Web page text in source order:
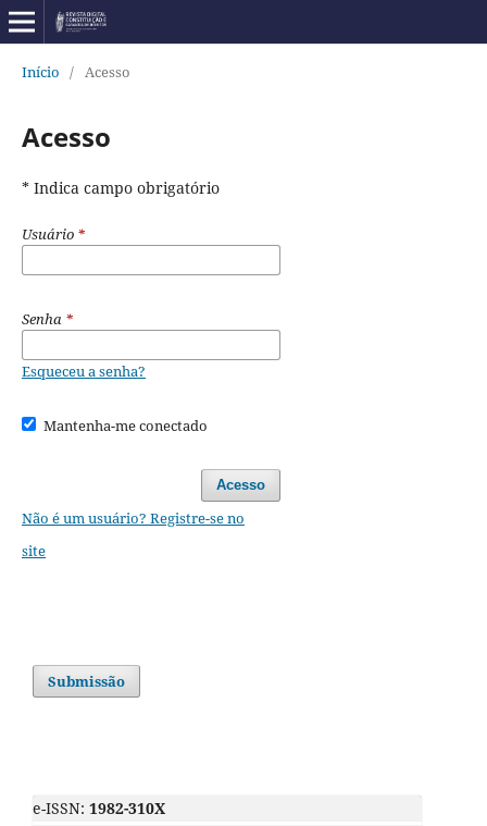
Início / Acesso
Acesso
* Indica campo obrigatório
Usuário *
Senha *
Esqueceu a senha?
Mantenha-me conectado
Acesso
Não é um usuário? Registre-se no
site
Submissão
e-ISSN: 1982-310X